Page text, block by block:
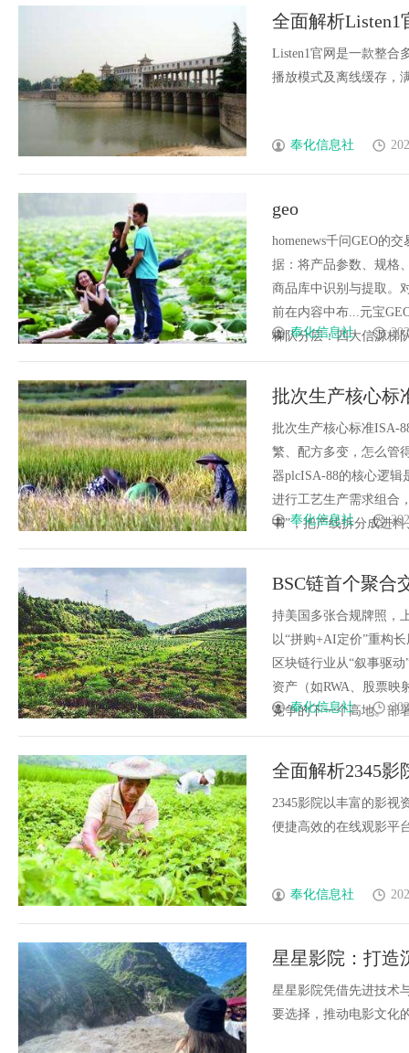
全面解析
Listen1官网是一款整合
播放模式及离线缓存，
奉化信息社
geo
homenews千问GEO的
据：将产品参数、规格
商品库中识别与提取。
前在内容中布...元宝
梯队分层：四大信源梯
奉化信息社
批次生产核心标
批次生产核心标准ISA-
繁、配方多变，怎么管
器plcISA-88的核心逻辑
进行工艺生产需求组合
书”，把产线拆分成进
奉化信息社
BSC链首个聚合
持美国多张合规牌照，
以“拼购+AI定价”重构
区块链行业从“叙事驱
资产（如RWA、股票映
竞争的下一个高地。部
奉化信息社
全面解析2345影
2345影院以丰富的影视
便捷高效的在线观影平
奉化信息社
星星影院：打造
星星影院凭借先进技术
要选择，推动电影文化